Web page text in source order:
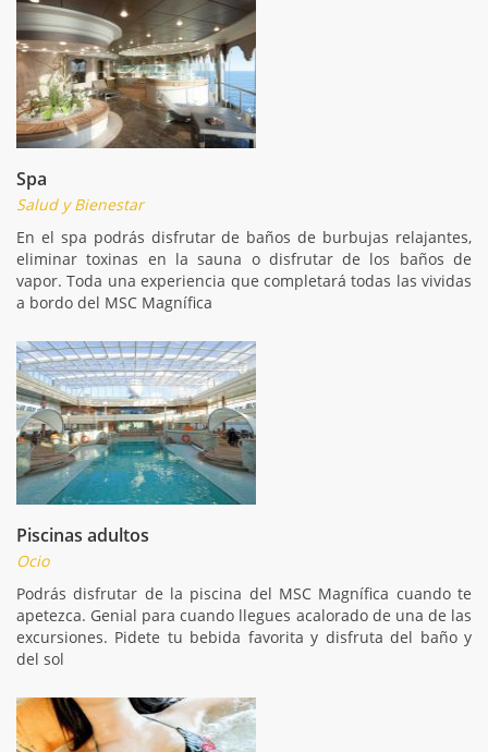
Spa
Salud y Bienestar
En el spa podrás disfrutar de baños de burbujas relajantes,
eliminar toxinas en la sauna o disfrutar de los baños de
vapor. Toda una experiencia que completará todas las vividas
a bordo del MSC Magnífica
Piscinas adultos
Ocio
Podrás disfrutar de la piscina del MSC Magnífica cuando te
apetezca. Genial para cuando llegues acalorado de una de las
excursiones. Pidete tu bebida favorita y disfruta del baño y
del sol